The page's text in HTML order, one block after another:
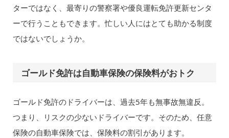
ターではなく、最寄りの警察署や優良運転免許更新センタ
ーで行うこともできます。忙しい人にはとても助かる制度
ではないでしょうか。
ゴールド免許は自動車保険の保険料がおトク
ゴールド免許のドライバーは、過去5年も無事故無違反。
つまり、リスクの少ないドライバーです。そのため、任意
保険の自動車保険では、保険料の割引があります。